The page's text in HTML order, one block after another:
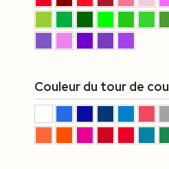
Couleur du tour de cou